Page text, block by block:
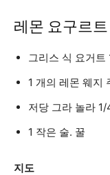
레몬 요구르
그리스 식 요거트
1 개의 레몬 웨지
저당 그라 놀라 1/
1 작은 술. 꿀
지도